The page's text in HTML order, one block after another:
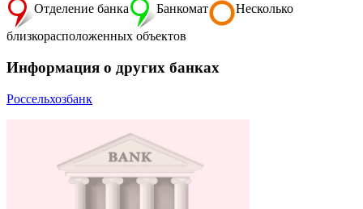
Отделение банка Банкомат Несколько
близкорасположенных объектов
Информация о других банках
Россельхозбанк